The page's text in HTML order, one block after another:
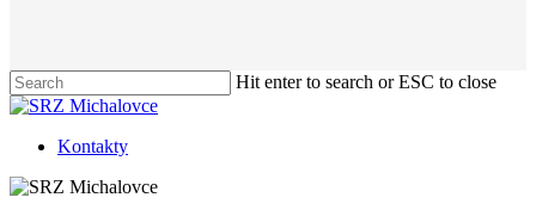
Hit enter to search or ESC to close
Close
Kontakty
Menu